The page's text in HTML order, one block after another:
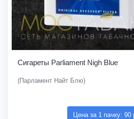
Сигареты Parliament Nigh Blue
(Парламент Найт Блю)
Цена за 1 пачку: 90